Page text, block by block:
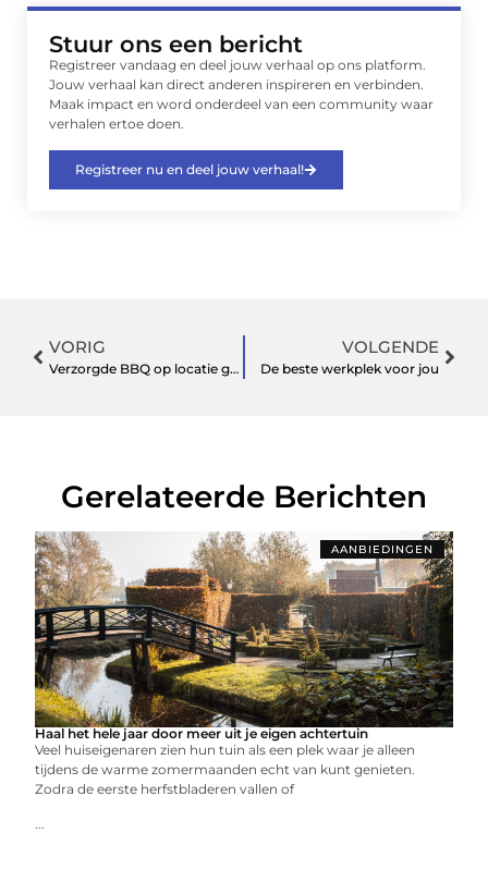
Stuur ons een bericht
Registreer vandaag en deel jouw verhaal op ons platform.
Jouw verhaal kan direct anderen inspireren en verbinden.
Maak impact en word onderdeel van een community waar
verhalen ertoe doen.
Registreer nu en deel jouw verhaal!
VORIG
Verzorgde BBQ op locatie gezocht?
VOLGENDE
De beste werkplek voor jou
Gerelateerde Berichten
AANBIEDINGEN
Haal het hele jaar door meer uit je eigen achtertuin
Veel huiseigenaren zien hun tuin als een plek waar je alleen
tijdens de warme zomermaanden echt van kunt genieten.
Zodra de eerste herfstbladeren vallen of
...